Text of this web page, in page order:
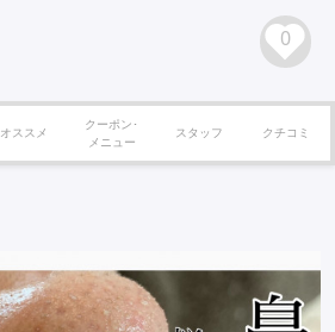
0
オススメ
クーポン･
メニュー
スタッフ クチコミ